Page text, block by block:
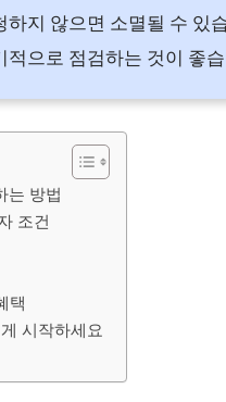
지 않으면 소멸될 수 있
으로 점검하는 것이 좋
는 방법
조건
택
시작하세요